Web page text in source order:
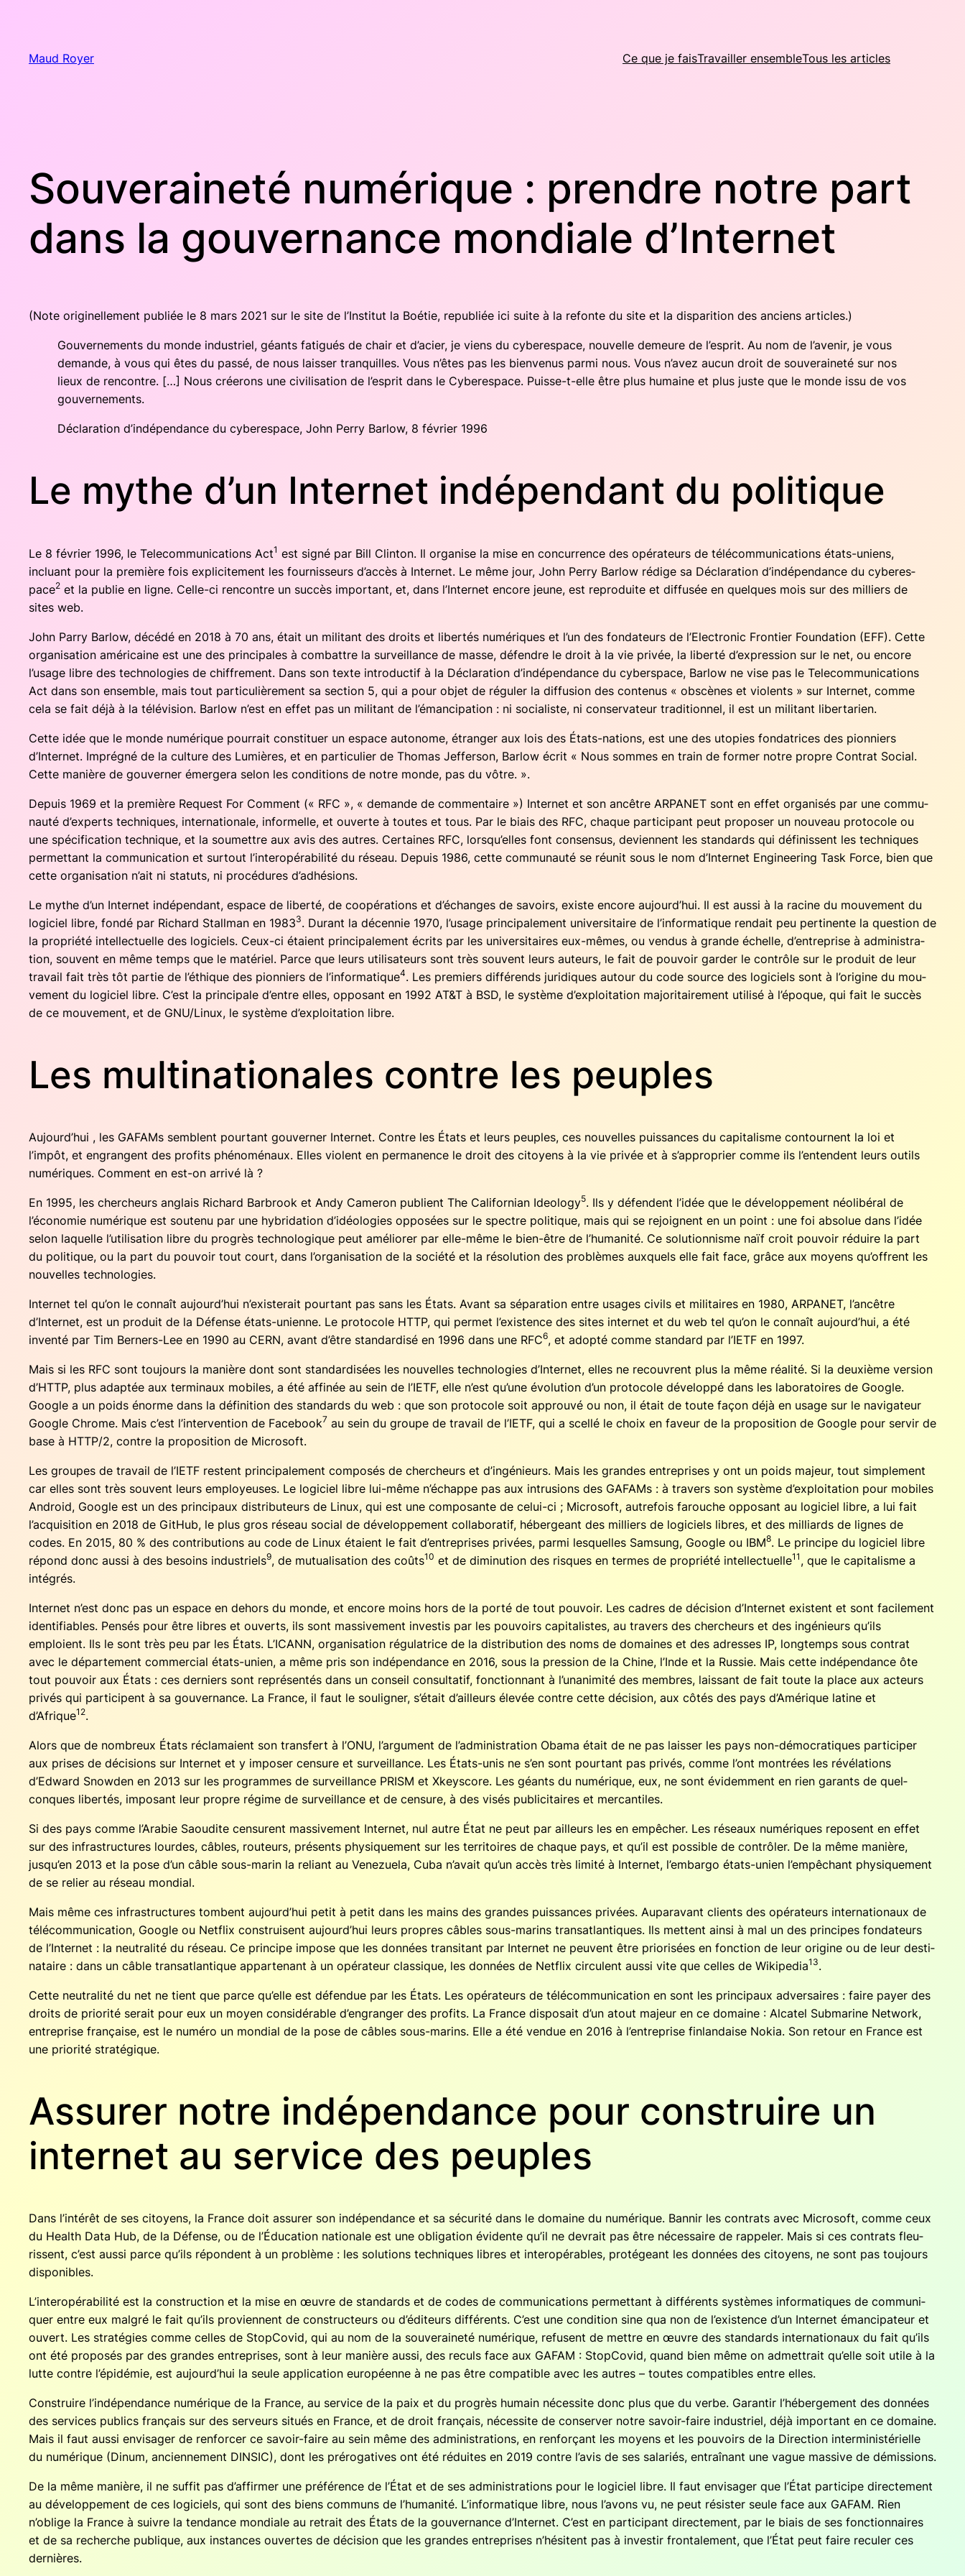
Maud Royer Ce que je faisTravailler ensembleTous les articles
Souveraineté numérique : prendre notre part
dans la gouvernance mondiale d’Internet
(Note ori­gi­nel­le­ment publiée le 8 mars 2021 sur le site de l’Ins­ti­tut la Boé­tie, repu­bliée ici suite à la refonte du site et la dis­pa­ri­tion des anciens articles.)
Gou­ver­ne­ments du monde indus­triel, géants fati­gués de chair et d’acier, je viens du cybe­res­pace, nou­velle demeure de l’esprit. Au nom de l’avenir, je vous
demande, à vous qui êtes du pas­sé, de nous lais­ser tran­quilles. Vous n’êtes pas les bien­ve­nus par­mi nous. Vous n’avez aucun droit de sou­ve­rai­ne­té sur nos
lieux de ren­contre. […] Nous crée­rons une civi­li­sa­tion de l’esprit dans le Cybe­res­pace. Puisse-t-elle être plus humaine et plus juste que le monde issu de vos
gouvernements.
Décla­ra­tion d’indépendance du cybe­res­pace, John Per­ry Bar­low, 8 février 1996
Le mythe d’un Internet indépendant du politique
Le 8 février 1996, le Tele­com­mu­ni­ca­tions Act1 est signé par Bill Clin­ton. Il orga­nise la mise en concur­rence des opé­ra­teurs de télé­com­mu­ni­ca­tions états-uniens,
incluant pour la pre­mière fois expli­ci­te­ment les four­nis­seurs d’accès à Inter­net. Le même jour, John Per­ry Bar­low rédige sa Décla­ra­tion d’indépendance du cybe­res­
pace2 et la publie en ligne. Celle-ci ren­contre un suc­cès impor­tant, et, dans l’Internet encore jeune, est repro­duite et dif­fu­sée en quelques mois sur des mil­liers de
sites web.
John Par­ry Bar­low, décé­dé en 2018 à 70 ans, était un mili­tant des droits et liber­tés numé­riques et l’un des fon­da­teurs de l’Electronic Fron­tier Foun­da­tion (EFF). Cette
orga­ni­sa­tion amé­ri­caine est une des prin­ci­pales à com­battre la sur­veillance de masse, défendre le droit à la vie pri­vée, la liber­té d’expression sur le net, ou encore
l’usage libre des tech­no­lo­gies de chif­fre­ment. Dans son texte intro­duc­tif à la Décla­ra­tion d’indépendance du cybers­pace, Bar­low ne vise pas le Tele­com­mu­ni­ca­tions
Act dans son ensemble, mais tout par­ti­cu­liè­re­ment sa sec­tion 5, qui a pour objet de régu­ler la dif­fu­sion des conte­nus « obs­cènes et vio­lents » sur Inter­net, comme
cela se fait déjà à la télé­vi­sion. Bar­low n’est en effet pas un mili­tant de l’émancipation : ni socia­liste, ni conser­va­teur tra­di­tion­nel, il est un mili­tant libertarien.
Cette idée que le monde numé­rique pour­rait consti­tuer un espace auto­nome, étran­ger aux lois des États-nations, est une des uto­pies fon­da­trices des pion­niers
d’Internet. Impré­gné de la culture des Lumières, et en par­ti­cu­lier de Tho­mas Jef­fer­son, Bar­low écrit « Nous sommes en train de for­mer notre propre Contrat Social.
Cette manière de gou­ver­ner émer­ge­ra selon les condi­tions de notre monde, pas du vôtre. ».
Depuis 1969 et la pre­mière Request For Com­ment (« RFC », « demande de com­men­taire ») Inter­net et son ancêtre ARPANET sont en effet orga­ni­sés par une com­mu­
nau­té d’experts tech­niques, inter­na­tio­nale, infor­melle, et ouverte à toutes et tous. Par le biais des RFC, chaque par­ti­ci­pant peut pro­po­ser un nou­veau pro­to­cole ou
une spé­ci­fi­ca­tion tech­nique, et la sou­mettre aux avis des autres. Cer­taines RFC, lorsqu’elles font consen­sus, deviennent les stan­dards qui défi­nissent les tech­niques
per­met­tant la com­mu­ni­ca­tion et sur­tout l’interopérabilité du réseau. Depuis 1986, cette com­mu­nau­té se réunit sous le nom d’Internet Engi­nee­ring Task Force, bien que
cette orga­ni­sa­tion n’ait ni sta­tuts, ni pro­cé­dures d’adhésions.
Le mythe d’un Inter­net indé­pen­dant, espace de liber­té, de coopé­ra­tions et d’échanges de savoirs, existe encore aujourd’hui. Il est aus­si à la racine du mou­ve­ment du
logi­ciel libre, fon­dé par Richard Stall­man en 19833. Durant la décen­nie 1970, l’usage prin­ci­pa­le­ment uni­ver­si­taire de l’informatique ren­dait peu per­ti­nente la ques­tion de
la pro­prié­té intel­lec­tuelle des logi­ciels. Ceux-ci étaient prin­ci­pa­le­ment écrits par les uni­ver­si­taires eux-mêmes, ou ven­dus à grande échelle, d’entreprise à admi­nis­tra­
tion, sou­vent en même temps que le maté­riel. Parce que leurs uti­li­sa­teurs sont très sou­vent leurs auteurs, le fait de pou­voir gar­der le contrôle sur le pro­duit de leur
tra­vail fait très tôt par­tie de l’éthique des pion­niers de l’informatique4. Les pre­miers dif­fé­rends juri­diques autour du code source des logi­ciels sont à l’origine du mou­
ve­ment du logi­ciel libre. C’est la prin­ci­pale d’entre elles, oppo­sant en 1992 AT&T à BSD, le sys­tème d’exploitation majo­ri­tai­re­ment uti­li­sé à l’époque, qui fait le suc­cès
de ce mou­ve­ment, et de GNU/Linux, le sys­tème d’exploitation libre.
Les multinationales contre les peuples
Aujourd’hui , les GAFAMs semblent pour­tant gou­ver­ner Inter­net. Contre les États et leurs peuples, ces nou­velles puis­sances du capi­ta­lisme contournent la loi et
l’impôt, et engrangent des pro­fits phé­no­mé­naux. Elles violent en per­ma­nence le droit des citoyens à la vie pri­vée et à s’approprier comme ils l’entendent leurs outils
numé­riques. Com­ment en est-on arri­vé là ?
En 1995, les cher­cheurs anglais Richard Bar­brook et Andy Came­ron publient The Cali­for­nian Ideo­lo­gy5. Ils y défendent l’idée que le déve­lop­pe­ment néo­li­bé­ral de
l’économie numé­rique est sou­te­nu par une hybri­da­tion d’idéologies oppo­sées sur le spectre poli­tique, mais qui se rejoignent en un point : une foi abso­lue dans l’idée
selon laquelle l’utilisation libre du pro­grès tech­no­lo­gique peut amé­lio­rer par elle-même le bien-être de l’humanité. Ce solu­tion­nisme naïf croit pou­voir réduire la part
du poli­tique, ou la part du pou­voir tout court, dans l’organisation de la socié­té et la réso­lu­tion des pro­blèmes aux­quels elle fait face, grâce aux moyens qu’offrent les
nou­velles technologies.
Inter­net tel qu’on le connaît aujourd’hui n’existerait pour­tant pas sans les États. Avant sa sépa­ra­tion entre usages civils et mili­taires en 1980, ARPANET, l’ancêtre
d’Internet, est un pro­duit de la Défense états-unienne. Le pro­to­cole HTTP, qui per­met l’existence des sites inter­net et du web tel qu’on le connaît aujourd’hui, a été
inven­té par Tim Ber­ners-Lee en 1990 au CERN, avant d’être stan­dar­di­sé en 1996 dans une RFC6, et adop­té comme stan­dard par l’IETF en 1997.
Mais si les RFC sont tou­jours la manière dont sont stan­dar­di­sées les nou­velles tech­no­lo­gies d’Internet, elles ne recouvrent plus la même réa­li­té. Si la deuxième ver­sion
d’HTTP, plus adap­tée aux ter­mi­naux mobiles, a été affi­née au sein de l’IETF, elle n’est qu’une évo­lu­tion d’un pro­to­cole déve­lop­pé dans les labo­ra­toires de Google.
Google a un poids énorme dans la défi­ni­tion des stan­dards du web : que son pro­to­cole soit approu­vé ou non, il était de toute façon déjà en usage sur le navi­ga­teur
Google Chrome. Mais c’est l’intervention de Face­book7 au sein du groupe de tra­vail de l’IETF, qui a scel­lé le choix en faveur de la pro­po­si­tion de Google pour ser­vir de
base à HTTP/2, contre la pro­po­si­tion de Microsoft.
Les groupes de tra­vail de l’IETF res­tent prin­ci­pa­le­ment com­po­sés de cher­cheurs et d’ingénieurs. Mais les grandes entre­prises y ont un poids majeur, tout sim­ple­ment
car elles sont très sou­vent leurs employeuses. Le logi­ciel libre lui-même n’échappe pas aux intru­sions des GAFAMs : à tra­vers son sys­tème d’exploitation pour mobiles
Android, Google est un des prin­ci­paux dis­tri­bu­teurs de Linux, qui est une com­po­sante de celui-ci ; Micro­soft, autre­fois farouche oppo­sant au logi­ciel libre, a lui fait
l’acquisition en 2018 de GitHub, le plus gros réseau social de déve­lop­pe­ment col­la­bo­ra­tif, héber­geant des mil­liers de logi­ciels libres, et des mil­liards de lignes de
codes. En 2015, 80 % des contri­bu­tions au code de Linux étaient le fait d’entreprises pri­vées, par­mi les­quelles Sam­sung, Google ou IBM8. Le prin­cipe du logi­ciel libre
répond donc aus­si à des besoins indus­triels9, de mutua­li­sa­tion des coûts10 et de dimi­nu­tion des risques en termes de pro­prié­té intel­lec­tuelle11 , que le capi­ta­lisme a
intégrés.
Inter­net n’est donc pas un espace en dehors du monde, et encore moins hors de la por­té de tout pou­voir. Les cadres de déci­sion d’Internet existent et sont faci­le­ment
iden­ti­fiables. Pen­sés pour être libres et ouverts, ils sont mas­si­ve­ment inves­tis par les pou­voirs capi­ta­listes, au tra­vers des cher­cheurs et des ingé­nieurs qu’ils
emploient. Ils le sont très peu par les États. L’ICANN, orga­ni­sa­tion régu­la­trice de la dis­tri­bu­tion des noms de domaines et des adresses IP, long­temps sous contrat
avec le dépar­te­ment com­mer­cial états-unien, a même pris son indé­pen­dance en 2016, sous la pres­sion de la Chine, l’Inde et la Rus­sie. Mais cette indé­pen­dance ôte
tout pou­voir aux États : ces der­niers sont repré­sen­tés dans un conseil consul­ta­tif, fonc­tion­nant à l’unanimité des membres, lais­sant de fait toute la place aux acteurs
pri­vés qui par­ti­cipent à sa gou­ver­nance. La France, il faut le sou­li­gner, s’était d’ailleurs éle­vée contre cette déci­sion, aux côtés des pays d’Amérique latine et
d’Afrique12.
Alors que de nom­breux États récla­maient son trans­fert à l’ONU, l’argument de l’administration Oba­ma était de ne pas lais­ser les pays non-démo­cra­tiques par­ti­ci­per
aux prises de déci­sions sur Inter­net et y impo­ser cen­sure et sur­veillance. Les États-unis ne s’en sont pour­tant pas pri­vés, comme l’ont mon­trées les révé­la­tions
d’Edward Snow­den en 2013 sur les pro­grammes de sur­veillance PRISM et Xkeys­core. Les géants du numé­rique, eux, ne sont évi­dem­ment en rien garants de quel­
conques liber­tés, impo­sant leur propre régime de sur­veillance et de cen­sure, à des visés publi­ci­taires et mercantiles.
Si des pays comme l’Arabie Saou­dite cen­surent mas­si­ve­ment Inter­net, nul autre État ne peut par ailleurs les en empê­cher. Les réseaux numé­riques reposent en effet
sur des infra­struc­tures lourdes, câbles, rou­teurs, pré­sents phy­si­que­ment sur les ter­ri­toires de chaque pays, et qu’il est pos­sible de contrô­ler. De la même manière,
jusqu’en 2013 et la pose d’un câble sous-marin la reliant au Vene­zue­la, Cuba n’avait qu’un accès très limi­té à Inter­net, l’embargo états-unien l’empêchant phy­si­que­ment
de se relier au réseau mondial.
Mais même ces infra­struc­tures tombent aujourd’hui petit à petit dans les mains des grandes puis­sances pri­vées. Aupa­ra­vant clients des opé­ra­teurs inter­na­tio­naux de
télé­com­mu­ni­ca­tion, Google ou Net­flix construisent aujourd’hui leurs propres câbles sous-marins trans­at­lan­tiques. Ils mettent ain­si à mal un des prin­cipes fon­da­teurs
de l’Internet : la neu­tra­li­té du réseau. Ce prin­cipe impose que les don­nées tran­si­tant par Inter­net ne peuvent être prio­ri­sées en fonc­tion de leur ori­gine ou de leur des­ti­
na­taire : dans un câble trans­at­lan­tique appar­te­nant à un opé­ra­teur clas­sique, les don­nées de Net­flix cir­culent aus­si vite que celles de Wiki­pe­dia13.
Cette neu­tra­li­té du net ne tient que parce qu’elle est défen­due par les États. Les opé­ra­teurs de télé­com­mu­ni­ca­tion en sont les prin­ci­paux adver­saires : faire payer des
droits de prio­ri­té serait pour eux un moyen consi­dé­rable d’engranger des pro­fits. La France dis­po­sait d’un atout majeur en ce domaine : Alca­tel Sub­ma­rine Net­work,
entre­prise fran­çaise, est le numé­ro un mon­dial de la pose de câbles sous-marins. Elle a été ven­due en 2016 à l’entreprise fin­lan­daise Nokia. Son retour en France est
une prio­ri­té stratégique.
Assurer notre indépendance pour construire un
internet au service des peuples
Dans l’intérêt de ses citoyens, la France doit assu­rer son indé­pen­dance et sa sécu­ri­té dans le domaine du numé­rique. Ban­nir les contrats avec Micro­soft, comme ceux
du Health Data Hub, de la Défense, ou de l’Éducation natio­nale est une obli­ga­tion évi­dente qu’il ne devrait pas être néces­saire de rap­pe­ler. Mais si ces contrats fleu­
rissent, c’est aus­si parce qu’ils répondent à un pro­blème : les solu­tions tech­niques libres et inter­opé­rables, pro­té­geant les don­nées des citoyens, ne sont pas tou­jours
disponibles.
L’interopérabilité est la construc­tion et la mise en œuvre de stan­dards et de codes de com­mu­ni­ca­tions per­met­tant à dif­fé­rents sys­tèmes infor­ma­tiques de com­mu­ni­
quer entre eux mal­gré le fait qu’ils pro­viennent de construc­teurs ou d’éditeurs dif­fé­rents. C’est une condi­tion sine qua non de l’existence d’un Inter­net éman­ci­pa­teur et
ouvert. Les stra­té­gies comme celles de Stop­Co­vid, qui au nom de la sou­ve­rai­ne­té numé­rique, refusent de mettre en œuvre des stan­dards inter­na­tio­naux du fait qu’ils
ont été pro­po­sés par des grandes entre­prises, sont à leur manière aus­si, des reculs face aux GAFAM : Stop­Co­vid, quand bien même on admet­trait qu’elle soit utile à la
lutte contre l’épidémie, est aujourd’hui la seule appli­ca­tion euro­péenne à ne pas être com­pa­tible avec les autres – toutes com­pa­tibles entre elles.
Construire l’indépendance numé­rique de la France, au ser­vice de la paix et du pro­grès humain néces­site donc plus que du verbe. Garan­tir l’hébergement des don­nées
des ser­vices publics fran­çais sur des ser­veurs situés en France, et de droit fran­çais, néces­site de conser­ver notre savoir-faire indus­triel, déjà impor­tant en ce domaine.
Mais il faut aus­si envi­sa­ger de ren­for­cer ce savoir-faire au sein même des admi­nis­tra­tions, en ren­for­çant les moyens et les pou­voirs de la Direc­tion inter­mi­nis­té­rielle
du numé­rique (Dinum, ancien­ne­ment DINSIC), dont les pré­ro­ga­tives ont été réduites en 2019 contre l’avis de ses sala­riés, entraî­nant une vague mas­sive de démissions.
De la même manière, il ne suf­fit pas d’affirmer une pré­fé­rence de l’État et de ses admi­nis­tra­tions pour le logi­ciel libre. Il faut envi­sa­ger que l’État par­ti­cipe direc­te­ment
au déve­lop­pe­ment de ces logi­ciels, qui sont des biens com­muns de l’humanité. L’informatique libre, nous l’avons vu, ne peut résis­ter seule face aux GAFAM. Rien
n’oblige la France à suivre la ten­dance mon­diale au retrait des États de la gou­ver­nance d’Internet. C’est en par­ti­ci­pant direc­te­ment, par le biais de ses fonc­tion­naires
et de sa recherche publique, aux ins­tances ouvertes de déci­sion que les grandes entre­prises n’hésitent pas à inves­tir fron­ta­le­ment, que l’État peut faire recu­ler ces
dernières.